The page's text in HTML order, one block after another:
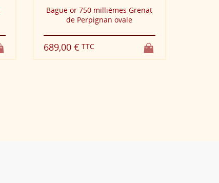
Bague or 750 millièmes Grenat
de Perpignan ovale
689,00 € TTC